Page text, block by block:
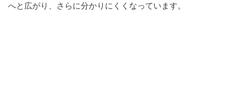
へと広がり、さらに分かりにくくなっています。